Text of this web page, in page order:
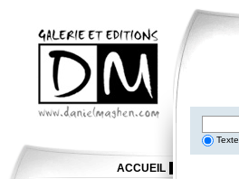
Texte
ACCUEIL